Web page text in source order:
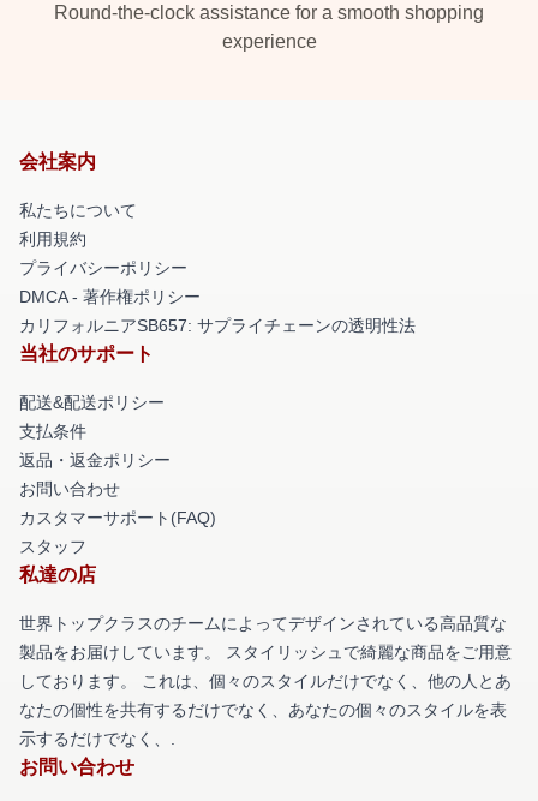
Round-the-clock assistance for a smooth shopping
experience
会社案内
私たちについて
利用規約
プライバシーポリシー
DMCA - 著作権ポリシー
カリフォルニアSB657: サプライチェーンの透明性法
当社のサポート
配送&配送ポリシー
支払条件
返品・返金ポリシー
お問い合わせ
カスタマーサポート(FAQ)
スタッフ
私達の店
世界トップクラスのチームによってデザインされている高品質な
製品をお届けしています。 スタイリッシュで綺麗な商品をご用意
しております。 これは、個々のスタイルだけでなく、他の人とあ
なたの個性を共有するだけでなく、あなたの個々のスタイルを表
示するだけでなく、.
お問い合わせ